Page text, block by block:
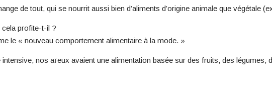
de tout, qui se nourrit aussi bien d’aliments d’origine animale que végétale
cela profite-t-il ?
le « nouveau comportement alimentaire à la mode. »
intensive, nos aïeux avaient une alimentation basée sur des fruits, des légumes,